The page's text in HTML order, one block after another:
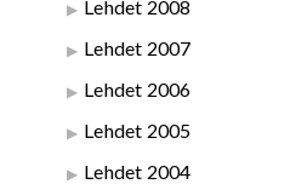
Lehdet 2008
Lehdet 2007
Lehdet 2006
Lehdet 2005
Lehdet 2004